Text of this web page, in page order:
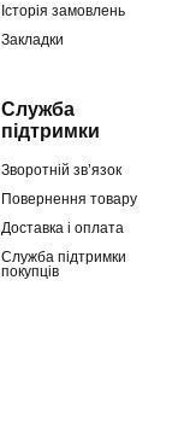
Історія замовлень
Закладки
Служба
підтримки
Зворотній зв’язок
Повернення товару
Доставка і оплата
Служба підтримки
покупців